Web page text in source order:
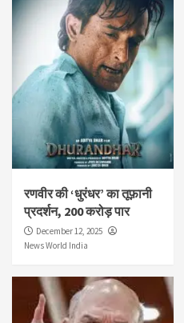
रणवीर की ‘धुरंधर’ का तूफ़ानी
प्रदर्शन, 200 करोड़ पार
December 12, 2025
News World India